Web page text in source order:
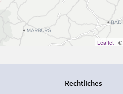
Leaflet| ©
Rechtliches